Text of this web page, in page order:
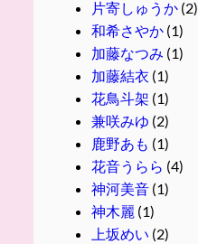
片寄しゅうか(2)
和希さやか(1)
加藤なつみ (1)
加藤結衣 (1)
花鳥斗架 (1)
兼咲みゆ (2)
鹿野あも (1)
花音うらら (4)
神河美音(1)
神木麗 (1)
上坂めい (2)